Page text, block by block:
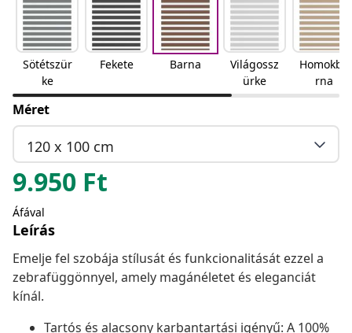
Sötétszür
ke
Fekete Barna
Világossz
ürke
Homokba
rna
Méret
120 x 100 cm
9.950 Ft
Áfával
Leírás
Emelje fel szobája stílusát és funkcionalitását ezzel a
zebrafüggönnyel, amely magánéletet és eleganciát
kínál.
Tartós és alacsony karbantartási igényű: A 100%